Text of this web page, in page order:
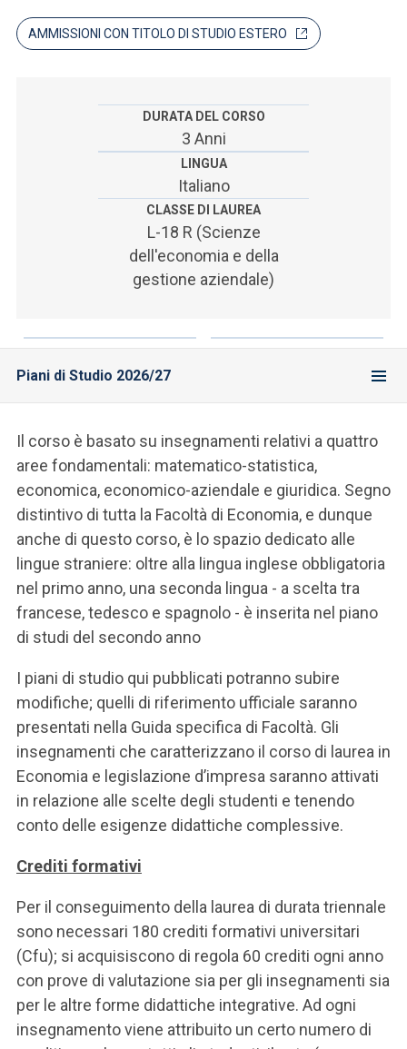
SEI UN DOCENTE O UN MEMBRO DELLO STAFF
AMMISSIONI CON TITOLO DI STUDIO ESTERO
DURATA DEL CORSO
3 Anni
LINGUA
Italiano
CLASSE DI LAUREA
L-18 R (Scienze
dell'economia e della
gestione aziendale)
Piani di Studio 2026/27
Il corso è basato su insegnamenti relativi a quattro
aree fondamentali: matematico-statistica,
economica, economico-aziendale e giuridica. Segno
distintivo di tutta la Facoltà di Economia, e dunque
anche di questo corso, è lo spazio dedicato alle
lingue straniere: oltre alla lingua inglese obbligatoria
nel primo anno, una seconda lingua - a scelta tra
francese, tedesco e spagnolo - è inserita nel piano
di studi del secondo anno
I piani di studio qui pubblicati potranno subire
modifiche; quelli di riferimento ufficiale saranno
presentati nella Guida specifica di Facoltà. Gli
insegnamenti che caratterizzano il corso di laurea in
Economia e legislazione d’impresa saranno attivati
in relazione alle scelte degli studenti e tenendo
conto delle esigenze didattiche complessive.
Crediti formativi
Per il conseguimento della laurea di durata triennale
sono necessari 180 crediti formativi universitari
(Cfu); si acquisiscono di regola 60 crediti ogni anno
con prove di valutazione sia per gli insegnamenti sia
per le altre forme didattiche integrative. Ad ogni
insegnamento viene attribuito un certo numero di